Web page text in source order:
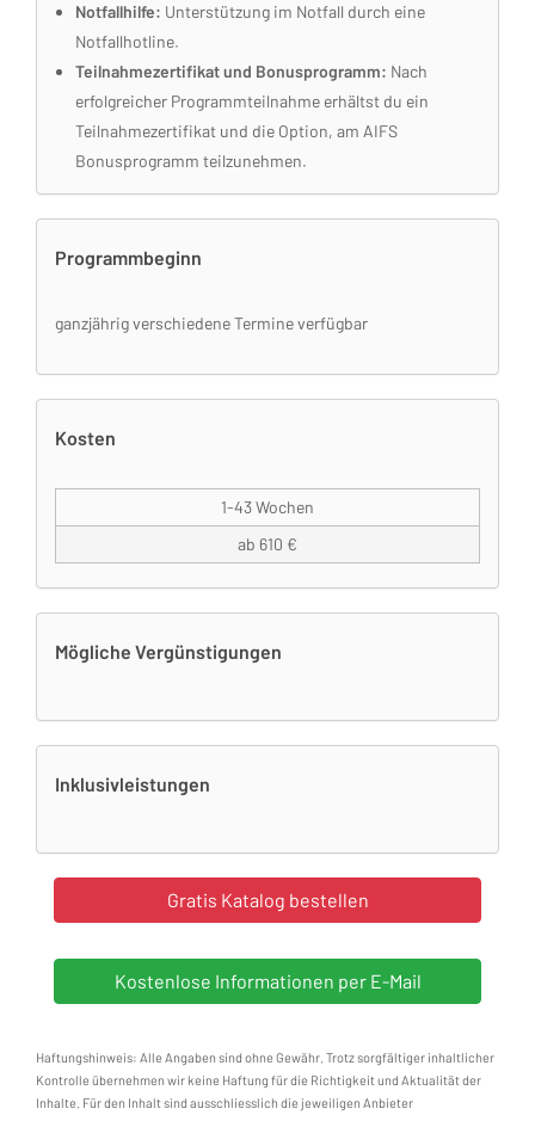
Notfallhilfe: Unterstützung im Notfall durch eine
Notfallhotline.
Teilnahmezertifikat und Bonusprogramm: Nach
erfolgreicher Programmteilnahme erhältst du ein
Teilnahmezertifikat und die Option, am AIFS
Bonusprogramm teilzunehmen.
Programmbeginn
ganzjährig verschiedene Termine verfügbar
Kosten
1-43 Wochen
ab 610 €
Mögliche Vergünstigungen
Inklusivleistungen
Haftungshinweis: Alle Angaben sind ohne Gewähr. Trotz sorgfältiger inhaltlicher
Kontrolle übernehmen wir keine Haftung für die Richtigkeit und Aktualität der
Inhalte. Für den Inhalt sind ausschliesslich die jeweiligen Anbieter